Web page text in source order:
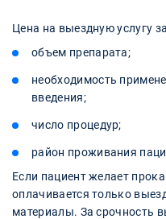
Цена на выездную услугу
объем препарата;
необходимость
введения;
число процедур;
район проживания
Если пациент желает
оплачивается только
материалы. За срочность